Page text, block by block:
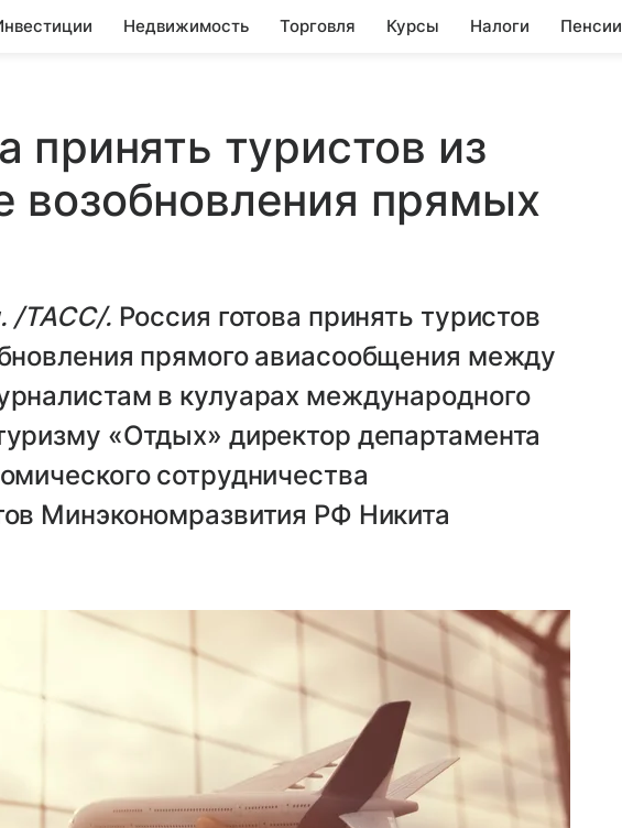
Недвижимость Торговля Курсы Налоги Пенсии
принять туристов из
возобновления прямых
/ТАСС/. Россия готова принять туристов
прямого авиасообщения между
в кулуарах международного
«Отдых» директор департамента
сотрудничества
Минэкономразвития РФ Никита